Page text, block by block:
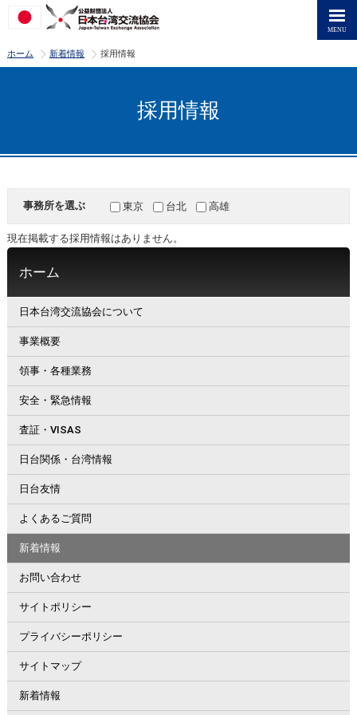
ホーム >
新着情報 >
採用情報
採用情報
事務所を選ぶ 東京 台北 高雄
現在掲載する採用情報はありません。
ホーム
日本台湾交流協会について
事業概要
領事・各種業務
安全・緊急情報
査証・VISAS
日台関係・台湾情報
日台友情
よくあるご質問
新着情報
お問い合わせ
サイトポリシー
プライバシーポリシー
サイトマップ
新着情報